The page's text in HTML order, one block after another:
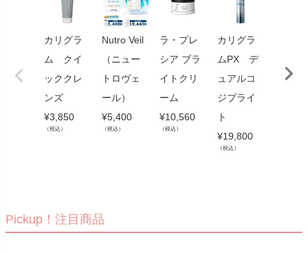
カリグラ
ム クイ
ッククレ
ンズ
¥3,850
（税込）
Nutro Veil
（ニュー
トロヴェ
ール）
¥5,400
（税込）
ラ・プレ
シア ブラ
イトクリ
ーム
¥10,560
（税込）
カリグラ
ムPX デ
ュアルコ
ジブライ
ト
¥19,800
（税込）
ディ
Pickup！注目商品